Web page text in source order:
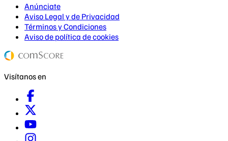
Anúnciate
Aviso Legal y de Privacidad
Términos y Condiciones
Aviso de política de cookies
Visítanos en